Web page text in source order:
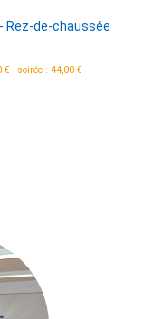
Rez-de-chaussée
- soirée : 44,00 €